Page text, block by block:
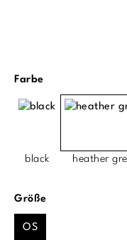
Farbeauswählen
black heather
Größeauswählen
OS